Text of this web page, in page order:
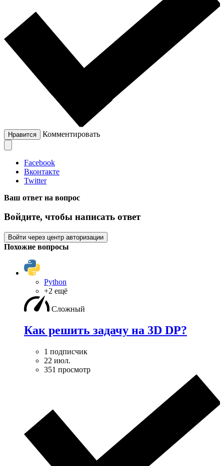
Нравится Комментировать
Facebook
Вконтакте
Twitter
Ваш ответ на вопрос
Войдите, чтобы написать ответ
Войти через центр авторизации
Похожие вопросы
Python
+2 ещё
Сложный
Как решить задачу на 3D DP?
1 подписчик
22 июл.
351 просмотр